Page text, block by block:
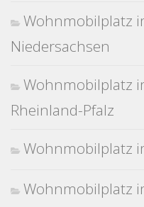
Wohnmobilplatz
Niedersachsen
Wohnmobilplatz
Rheinland-Pfalz
Wohnmobilplatz
Wohnmobilplatz